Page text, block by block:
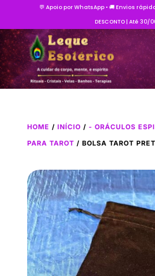
💬 Apoio por WhatsApp • 🚚 Envios
DESCONTO | Até 30/
HOME / INÍCIO / - ORÁCULOS
PARA TAROT / BOLSA TAROT